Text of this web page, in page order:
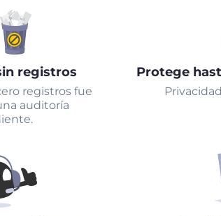
registros
registros fue
auditoría
Protege